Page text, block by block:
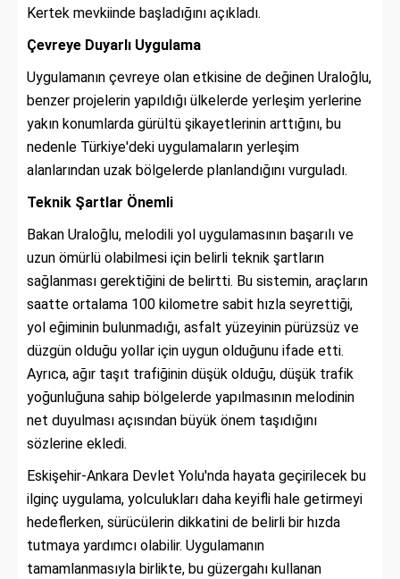
Kertek mevkiinde başladığını açıkladı.
Çevreye Duyarlı Uygulama
Uygulamanın çevreye olan etkisine de değinen Uraloğlu,
benzer projelerin yapıldığı ülkelerde yerleşim yerlerine
yakın konumlarda gürültü şikayetlerinin arttığını, bu
nedenle Türkiye'deki uygulamaların yerleşim
alanlarından uzak bölgelerde planlandığını vurguladı.
Teknik Şartlar Önemli
Bakan Uraloğlu, melodili yol uygulamasının başarılı ve
uzun ömürlü olabilmesi için belirli teknik şartların
sağlanması gerektiğini de belirtti. Bu sistemin, araçların
saatte ortalama 100 kilometre sabit hızla seyrettiği,
yol eğiminin bulunmadığı, asfalt yüzeyinin pürüzsüz ve
düzgün olduğu yollar için uygun olduğunu ifade etti.
Ayrıca, ağır taşıt trafiğinin düşük olduğu, düşük trafik
yoğunluğuna sahip bölgelerde yapılmasının melodinin
net duyulması açısından büyük önem taşıdığını
sözlerine ekledi.
Eskişehir-Ankara Devlet Yolu'nda hayata geçirilecek bu
ilginç uygulama, yolculukları daha keyifli hale getirmeyi
hedeflerken, sürücülerin dikkatini de belirli bir hızda
tutmaya yardımcı olabilir. Uygulamanın
tamamlanmasıyla birlikte, bu güzergahı kullanan